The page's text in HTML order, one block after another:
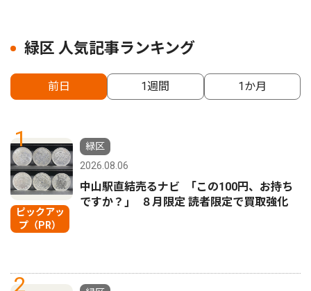
緑区 人気記事ランキング
前日 1週間 1か月
1
ピックアッ
プ（PR）
緑区
2026.08.06
中山駅直結売るナビ ｢この100円、お持ち
ですか？｣ ８月限定 読者限定で買取強化
2